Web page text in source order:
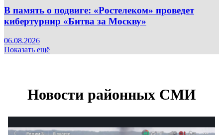
В память о подвиге: «Ростелеком» проведет
кибертурнир «Битва за Москву»
06.08.2026
Показать ещё